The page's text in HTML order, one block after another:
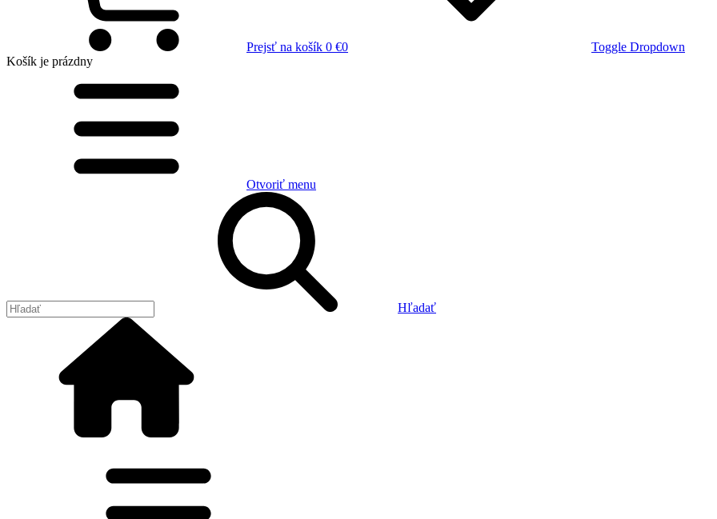
Prejsť na košík 0 €0
Toggle Dropdown
Košík je prázdny
Otvoriť menu
Hľadať